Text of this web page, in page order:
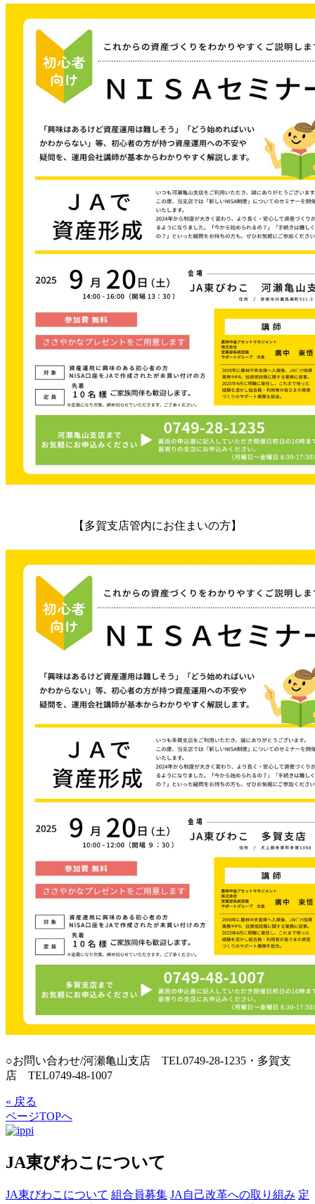
【多賀支店管内にお住まいの方】
○お問い合わせ/河瀬亀山支店 TEL0749-28-1235・多賀支
店 TEL0749-48-1007
« 戻る
ページTOPへ
JA東びわこについて
JA東びわこについて 組合員募集 JA自己改革への取り組み 定